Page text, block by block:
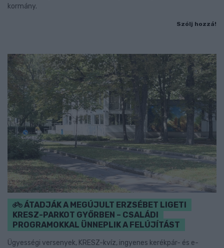
kormány.
Szólj hozzá!
ÁTADJÁK A MEGÚJULT ERZSÉBET LIGETI
KRESZ-PARKOT GYŐRBEN – CSALÁDI
PROGRAMOKKAL ÜNNEPLIK A FELÚJÍTÁST
Ügyességi versenyek, KRESZ-kvíz, ingyenes kerékpár- és e-